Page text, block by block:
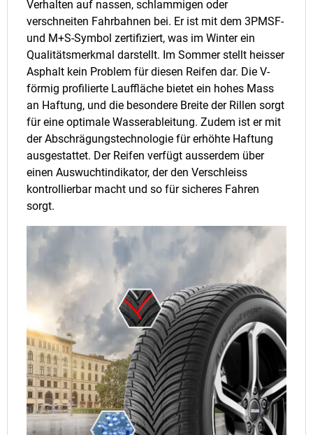
Verhalten auf nassen, schlammigen oder
verschneiten Fahrbahnen bei. Er ist mit dem 3PMSF-
und M+S-Symbol zertifiziert, was im Winter ein
Qualitätsmerkmal darstellt. Im Sommer stellt heisser
Asphalt kein Problem für diesen Reifen dar. Die V-
förmig profilierte Lauffläche bietet ein hohes Mass
an Haftung, und die besondere Breite der Rillen sorgt
für eine optimale Wasserableitung. Zudem ist er mit
der Abschrägungstechnologie für erhöhte Haftung
ausgestattet. Der Reifen verfügt ausserdem über
einen Auswuchtindikator, der den Verschleiss
kontrollierbar macht und so für sicheres Fahren
sorgt.